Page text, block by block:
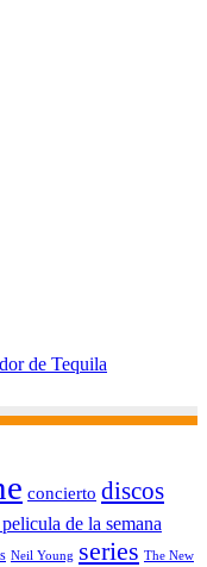
de Tequila
concierto discos
de la semana
Neil Young series The New